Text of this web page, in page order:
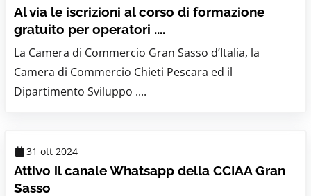
Al via le iscrizioni al corso di formazione
gratuito per operatori ....
La Camera di Commercio Gran Sasso d’Italia, la
Camera di Commercio Chieti Pescara ed il
Dipartimento Sviluppo ....
31 ott 2024
Attivo il canale Whatsapp della CCIAA Gran
Sasso